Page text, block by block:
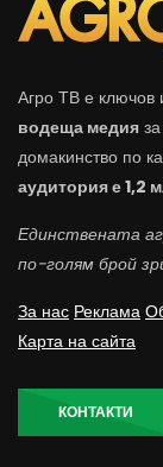
Агро ТВ е
водеща медия
домакинство по
аудитория е 1,2
Единствената
по-голям брой
За нас Реклама
Карта на сайта
КОНТАКТИ